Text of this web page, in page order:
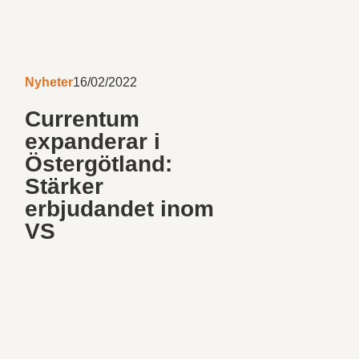
Nyheter16/02/2022
Currentum
expanderar i
Östergötland:
Stärker
erbjudandet inom
VS